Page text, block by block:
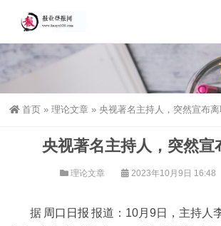
首页 » 理论文章 » 央视著名主持人，突然宣布离
央视著名主持人，突然宣
理论文章 2023年10月9日 16:48
据 周口日报 报道：10月9日，主持人